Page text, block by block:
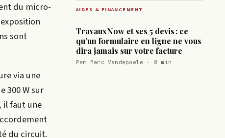
du micro-
sont
via une
300 W sur
il faut une
du circuit.
AIDES & FINANCEMENT
TravauxNow et ses 5 devis : ce
qu’un formulaire en ligne ne vous
dira jamais sur votre facture
Par Marc Vandepoele · 8 min